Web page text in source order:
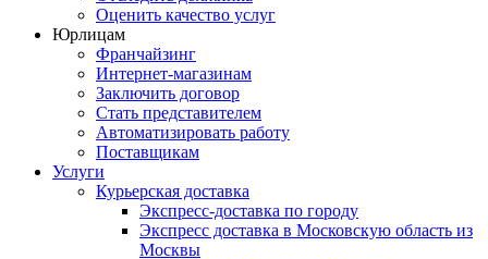
Оценить качество услуг
Юрлицам
Франчайзинг
Интернет-магазинам
Заключить договор
Стать представителем
Автоматизировать работу
Поставщикам
Услуги
Курьерская доставка
Экспресс-доставка по городу
Экспресс доставка в Московскую область из
Москвы